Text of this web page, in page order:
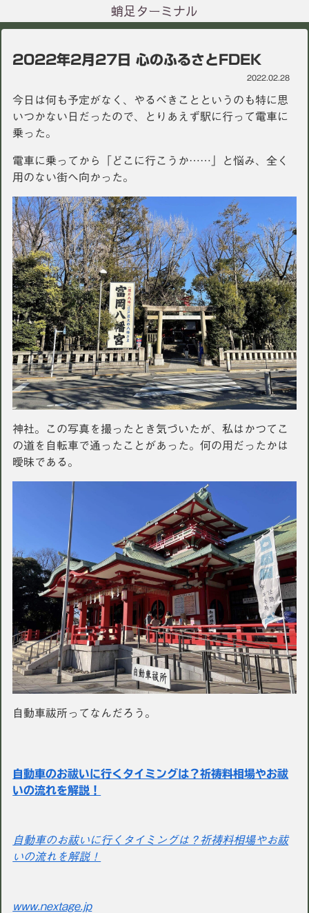
蛸足ターミナル
2022年2月27日 心のふるさとFDEK
2022.02.28
今日は何も予定がなく、やるべきことというのも特に思
いつかない日だったので、とりあえず駅に行って電車に
乗った。
電車に乗ってから「どこに行こうか……」と悩み、全く
用のない街へ向かった。
神社。この写真を撮ったとき気づいたが、私はかつてこ
の道を自転車で通ったことがあった。何の用だったかは
曖昧である。
自動車祓所ってなんだろう。
自動車のお祓いに行くタイミングは？祈祷料相場やお祓
いの流れを解説！
自動車のお祓いに行くタイミングは？祈祷料相場やお祓
いの流れを解説！
www.nextage.jp